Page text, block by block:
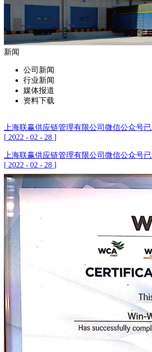
新闻
公司新闻
行业新闻
媒体报道
资料下载
上海联赢供应链管理有限公司微信公众号
[ 2022 - 02 - 28 ]
上海联赢供应链管理有限公司微信公众号
[ 2022 - 02 - 28 ]